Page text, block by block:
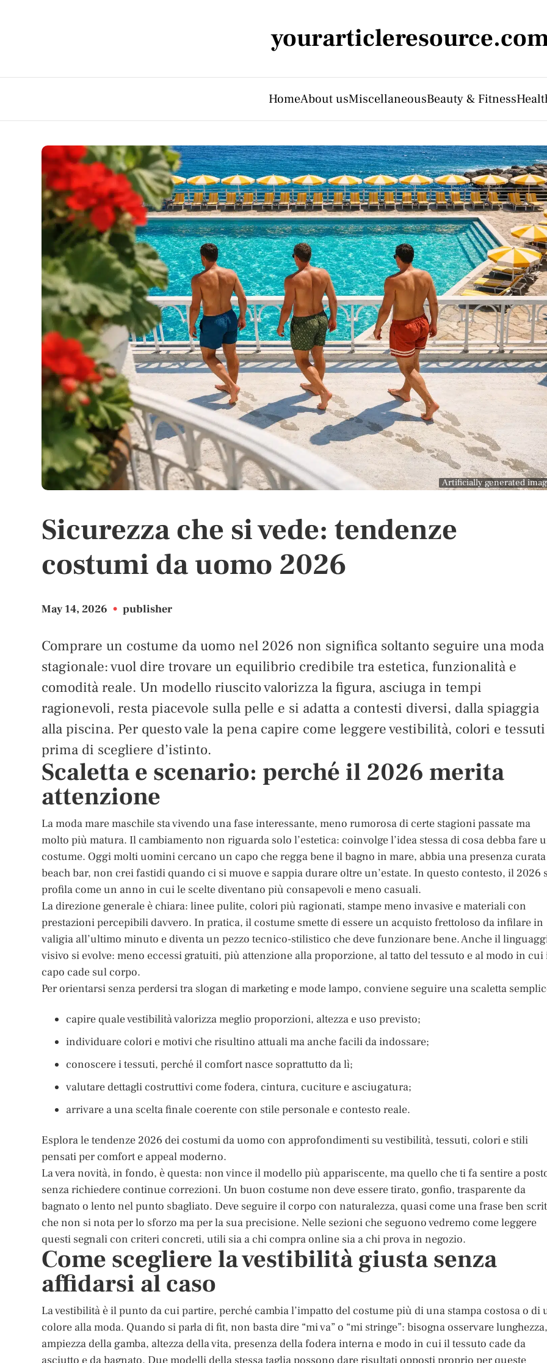
HomeAbout usMiscellaneousBeauty & Fitness
Artificially generated
Sicurezza che si vede: tendenze
costumi da uomo 2026
May 14, 2026 • publisher
Comprare un costume da uomo nel 2026 non significa soltanto seguire una moda
stagionale: vuol dire trovare un equilibrio credibile tra estetica, funzionalità e
comodità reale. Un modello riuscito valorizza la figura, asciuga in tempi
ragionevoli, resta piacevole sulla pelle e si adatta a contesti diversi, dalla spiaggia
alla piscina. Per questo vale la pena capire come leggere vestibilità, colori e tessuti
prima di scegliere d’istinto.
Scaletta e scenario: perché il 2026 merita
attenzione
La moda mare maschile sta vivendo una fase interessante, meno rumorosa di certe stagioni passate ma
molto più matura. Il cambiamento non riguarda solo l’estetica: coinvolge l’idea stessa di cosa debba fare
costume. Oggi molti uomini cercano un capo che regga bene il bagno in mare, abbia una presenza
beach bar, non crei fastidi quando ci si muove e sappia durare oltre un’estate. In questo contesto, il 2026
profila come un anno in cui le scelte diventano più consapevoli e meno casuali.
La direzione generale è chiara: linee pulite, colori più ragionati, stampe meno invasive e materiali con
prestazioni percepibili davvero. In pratica, il costume smette di essere un acquisto frettoloso da infilare in
valigia all’ultimo minuto e diventa un pezzo tecnico-stilistico che deve funzionare bene. Anche il
visivo si evolve: meno eccessi gratuiti, più attenzione alla proporzione, al tatto del tessuto e al modo in cui
capo cade sul corpo.
Per orientarsi senza perdersi tra slogan di marketing e mode lampo, conviene seguire una scaletta
capire quale vestibilità valorizza meglio proporzioni, altezza e uso previsto;
individuare colori e motivi che risultino attuali ma anche facili da indossare;
conoscere i tessuti, perché il comfort nasce soprattutto da lì;
valutare dettagli costruttivi come fodera, cintura, cuciture e asciugatura;
arrivare a una scelta finale coerente con stile personale e contesto reale.
Esplora le tendenze 2026 dei costumi da uomo con approfondimenti su vestibilità, tessuti, colori e stili
pensati per comfort e appeal moderno.
La vera novità, in fondo, è questa: non vince il modello più appariscente, ma quello che ti fa sentire a
senza richiedere continue correzioni. Un buon costume non deve essere tirato, gonfio, trasparente da
bagnato o lento nel punto sbagliato. Deve seguire il corpo con naturalezza, quasi come una frase ben
che non si nota per lo sforzo ma per la sua precisione. Nelle sezioni che seguono vedremo come leggere
questi segnali con criteri concreti, utili sia a chi compra online sia a chi prova in negozio.
Come scegliere la vestibilità giusta senza
affidarsi al caso
La vestibilità è il punto da cui partire, perché cambia l’impatto del costume più di una stampa costosa o di
colore alla moda. Quando si parla di fit, non basta dire “mi va” o “mi stringe”: bisogna osservare lunghezza,
ampiezza della gamba, altezza della vita, presenza della fodera interna e modo in cui il tessuto cade da
asciutto e da bagnato. Due modelli della stessa taglia possono dare risultati opposti proprio per queste